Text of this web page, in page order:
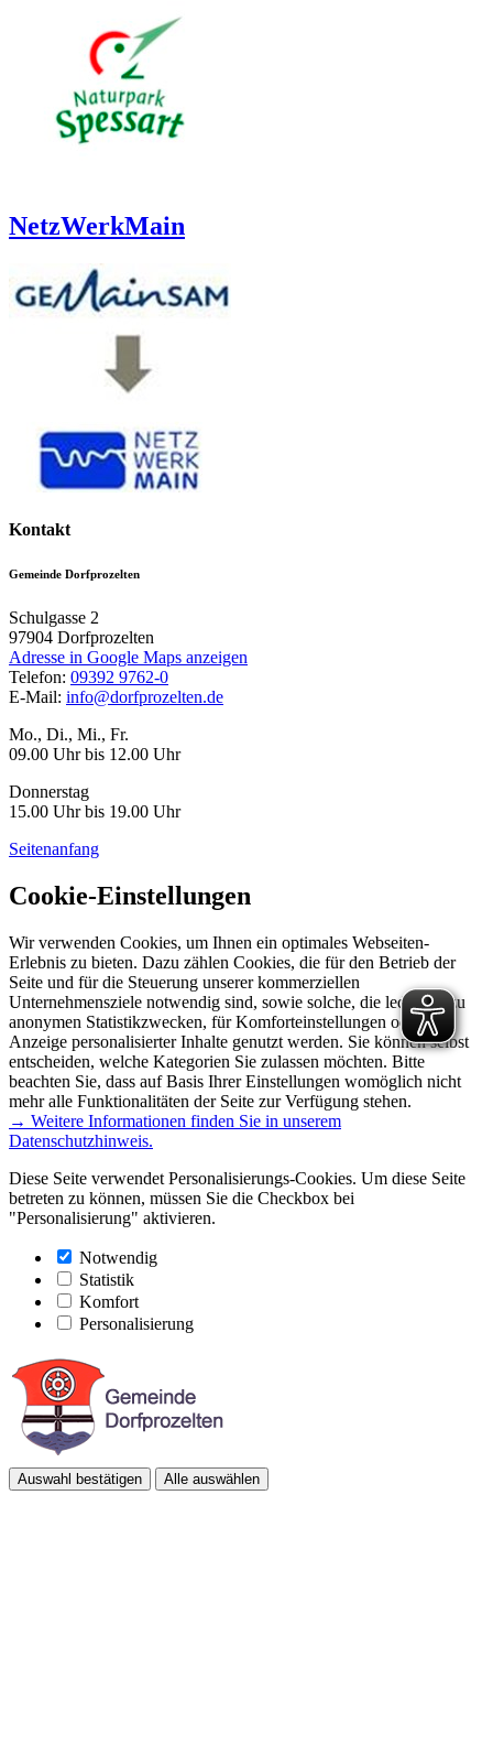
NetzWerkMain
Kontakt
Gemeinde Dorfprozelten
Schulgasse 2
97904 Dorfprozelten
Adresse in Google Maps anzeigen
Telefon: 09392 9762-0
E-Mail: info@dorfprozelten.de
Mo., Di., Mi., Fr.
09.00 Uhr bis 12.00 Uhr
Donnerstag
15.00 Uhr bis 19.00 Uhr
Seitenanfang
Cookie-Einstellungen
Wir verwenden Cookies, um Ihnen ein optimales Webseiten-
Erlebnis zu bieten. Dazu zählen Cookies, die für den Betrieb der
Seite und für die Steuerung unserer kommerziellen
Unternehmensziele notwendig sind, sowie solche, die lediglich zu
anonymen Statistikzwecken, für Komforteinstellungen oder zur
Anzeige personalisierter Inhalte genutzt werden. Sie können selbst
entscheiden, welche Kategorien Sie zulassen möchten. Bitte
beachten Sie, dass auf Basis Ihrer Einstellungen womöglich nicht
mehr alle Funktionalitäten der Seite zur Verfügung stehen.
→ Weitere Informationen finden Sie in unserem
Datenschutzhinweis.
Diese Seite verwendet Personalisierungs-Cookies. Um diese Seite
betreten zu können, müssen Sie die Checkbox bei
"Personalisierung" aktivieren.
Notwendig
Statistik
Komfort
Personalisierung
Auswahl bestätigen Alle auswählen